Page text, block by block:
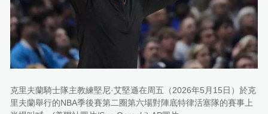
克里夫蘭騎士隊主教練堅尼·艾堅遜在周五（2026年5月15日）於克
里夫蘭舉行的NBA季後賽第二圈第六場對陣底特律活塞隊的賽事上